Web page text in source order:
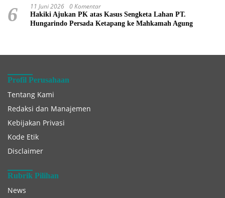
6 11 Juni 2026 0 Komentar
Hakiki Ajukan PK atas Kasus Sengketa Lahan PT.
Hungarindo Persada Ketapang ke Mahkamah Agung
Profil Perusahaan
Tentang Kami
Redaksi dan Manajemen
Kebijakan Privasi
Kode Etik
Disclaimer
Rubrik Pilihan
News